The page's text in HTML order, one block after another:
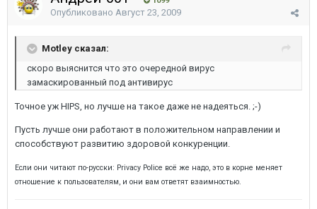
Опубликовано Август 23, 2009
Motley сказал:
скоро выяснится что это очередной вирус
замаскированный под антивирус
Точное уж HIPS, но лучше на такое даже не надеяться. ;-)
Пусть лучше они работают в положительном направлении и
способствуют развитию здоровой конкуренции.
Если они читают по-русски: Privacy Police всё же надо, это в корне меняет
отношение к пользователям, и они вам ответят взаимностью.